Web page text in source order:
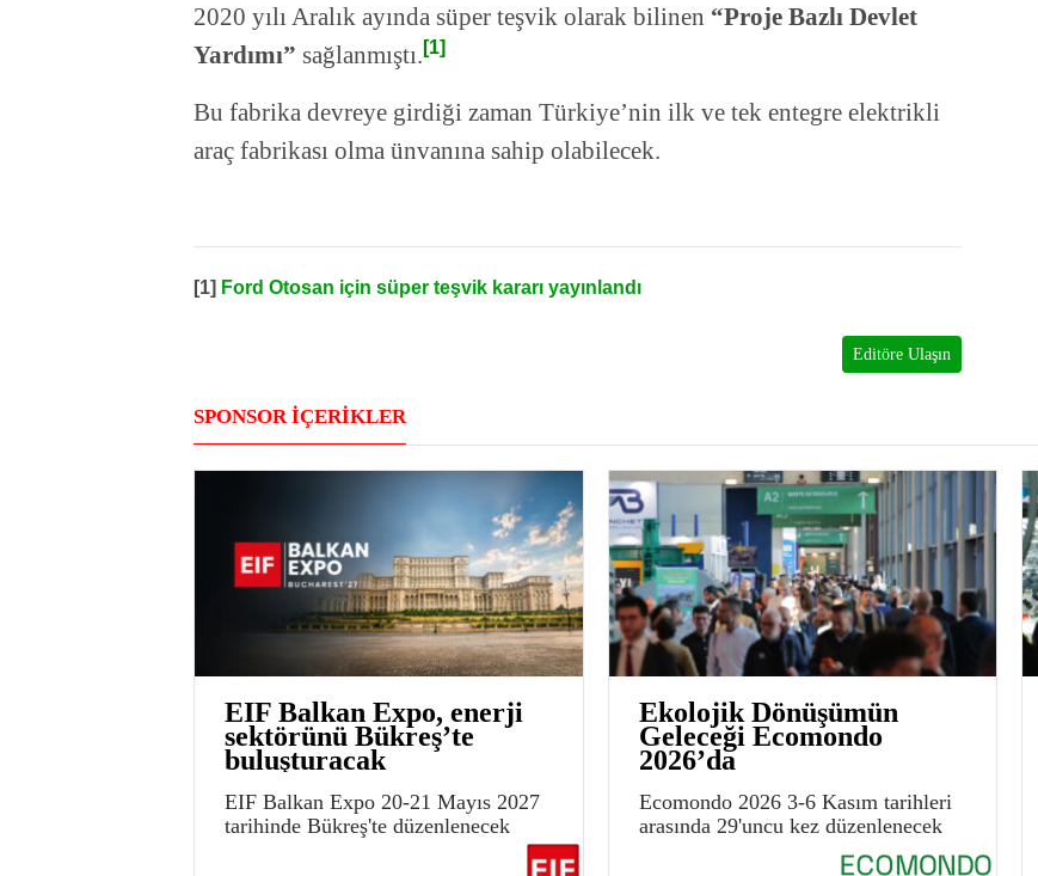
2020 yılı Aralık ayında süper teşvik olarak bilinen “Proje Bazlı Devlet
Yardımı” sağlanmıştı. [1]
Bu fabrika devreye girdiği zaman Türkiye’nin ilk ve tek entegre elektrikli
araç fabrikası olma ünvanına sahip olabilecek.
[1] Ford Otosan için süper teşvik kararı yayınlandı
Editöre Ulaşın
SPONSOR İÇERİKLER
EIF Balkan Expo, enerji
sektörünü Bükreş’te
buluşturacak
EIF Balkan Expo 20-21 Mayıs 2027
tarihinde Bükreş'te düzenlenecek
Ekolojik Dönüşümün
Geleceği Ecomondo
2026’da
Ecomondo 2026 3-6 Kasım tarihleri
arasında 29'uncu kez düzenlenecek